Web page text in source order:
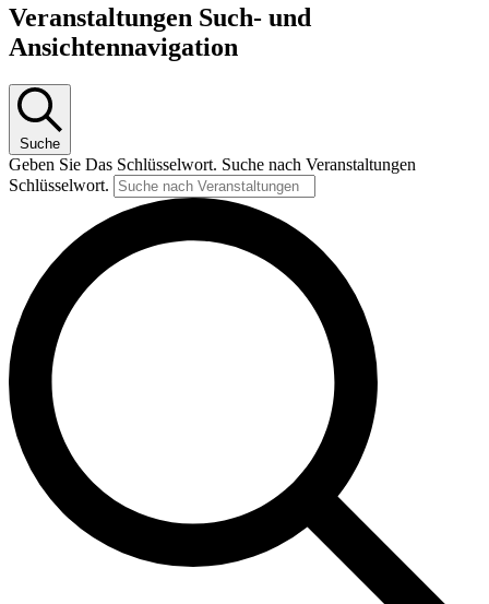
Veranstaltungen
für
Mai
2026
Veranstaltungen Such- und
Ansichtennavigation
Suche
Geben Sie Das Schlüsselwort. Suche nach Veranstaltungen
Schlüsselwort.